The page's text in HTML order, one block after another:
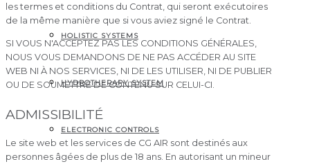
HOLISTIC SYSTEMS
HYDROTHERAPY SYSTEM
ELECTRONIC CONTROLS
les termes et conditions du Contrat, qui seront exécutoires
de la même manière que si vous aviez signé le Contrat.
SI VOUS N'ACCEPTEZ PAS LES CONDITIONS GÉNÉRALES,
NOUS VOUS DEMANDONS DE NE PAS ACCÉDER AU SITE
WEB NI À NOS SERVICES, NI DE LES UTILISER, NI DE PUBLIER
OU DE SOUMETTRE DE CONTENU SUR CELUI-CI
ADMISSIBILITÉ
Le site web et les services de CG AIR sont destinés aux
personnes âgées de plus de 18 ans. En autorisant un mineur